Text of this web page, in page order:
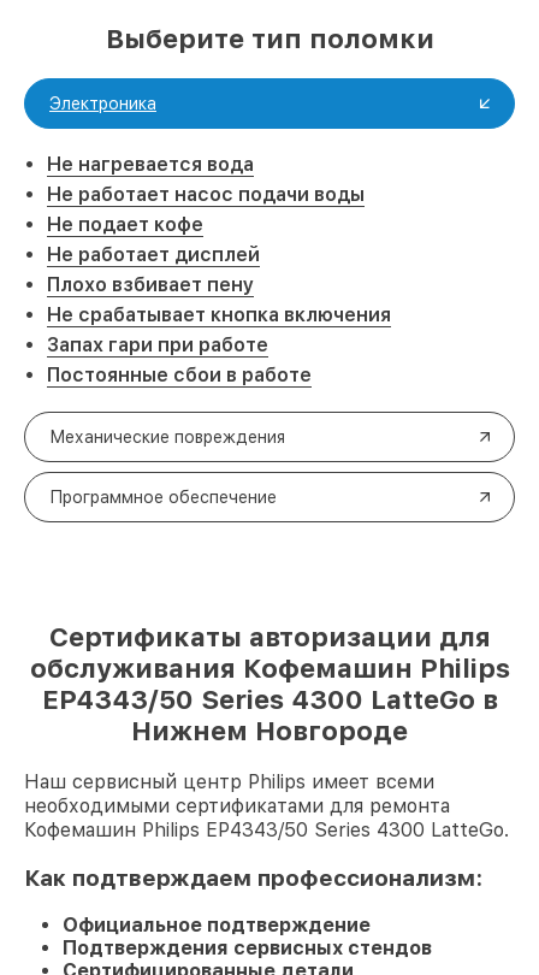
Выберите тип поломки
Электроника
Не нагревается вода
Не работает насос подачи воды
Не подает кофе
Не работает дисплей
Плохо взбивает пену
Не срабатывает кнопка включения
Запах гари при работе
Постоянные сбои в работе
Механические повреждения
Программное обеспечение
Сертификаты авторизации для
обслуживания Кофемашин Philips
EP4343/50 Series 4300 LatteGo в
Нижнем Новгороде
Наш сервисный центр Philips имеет всеми
необходимыми сертификатами для ремонта
Кофемашин Philips EP4343/50 Series 4300 LatteGo.
Как подтверждаем профессионализм:
Официальное подтверждение
Подтверждения сервисных стендов